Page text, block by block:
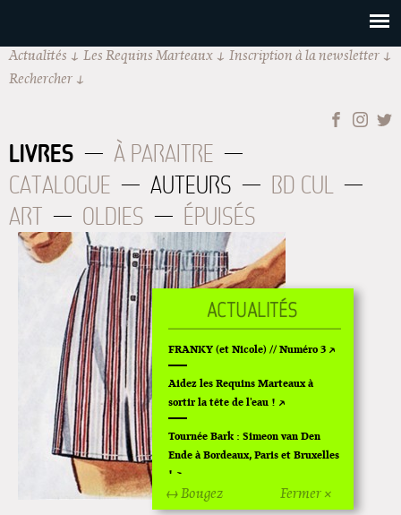
Actualités Les Requins Marteaux
Inscription à la newsletter
Rechercher
LIVRES
À PARAITRE
CATALOGUE
AUTEURS
BD CUL
ART
OLDIES ÉPUISÉS
Fermer ×
↔ Bougez
FRANKY (et Nicole) // Numéro 3
Aidez les Requins Marteaux à
sortir la tête de l'eau !
Tournée Bark : Simeon van Den
Ende à Bordeaux, Paris et Bruxelles
!
Off Of Off d'Angoulême 2024